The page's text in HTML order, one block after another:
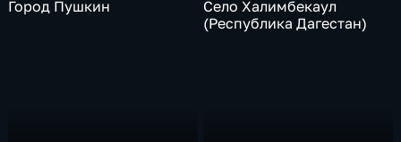
Город Пушкин
Село Халимбекаул
(Республика Дагестан)